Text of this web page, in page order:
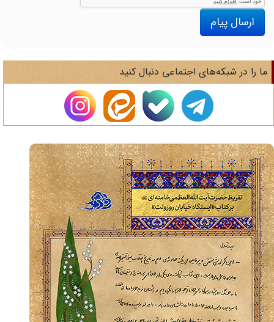
ارسال پیام
را در شبکه‌های اجتماعی دنبال کنید